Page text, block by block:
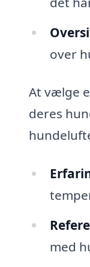
over
At vælge
deres
med